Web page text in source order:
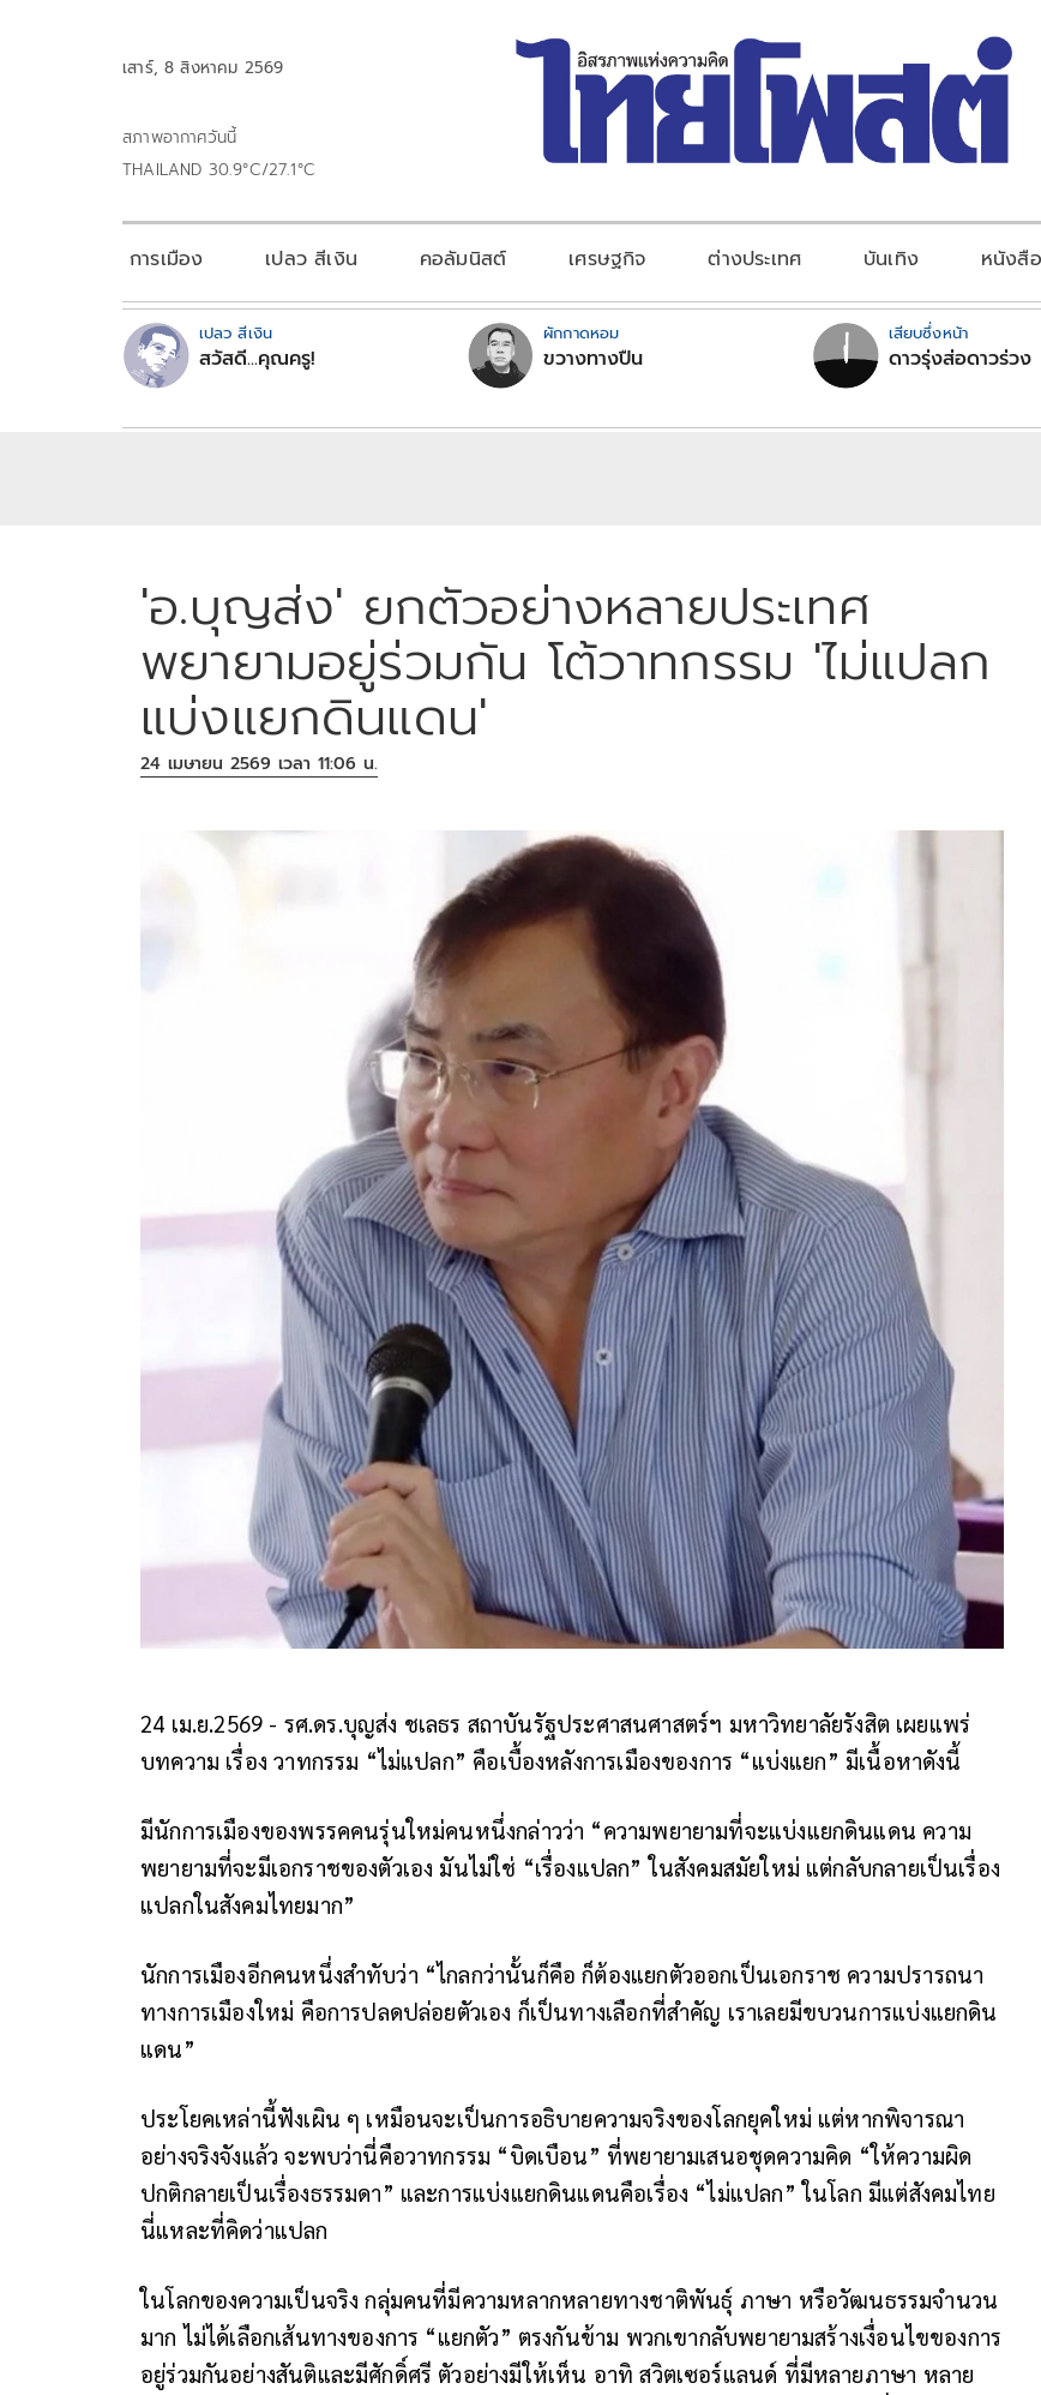
เสาร์, 8 สิงหาคม 2569
สภาพอากาศวันนี้
THAILAND 30.9°C/27.1°C
การเมือง เปลว สีเงิน คอลัมนิสต์ เศรษฐกิจ ต่างประเทศ บันเทิง หนังสื
เปลว สีเงิน
สวัสดี...คุณครู!
ผักกาดหอม
ขวางทางปืน
เสียบซึ่งหน้า
ดาวรุ่งส่อดาวร่วง
'อ.บุญส่ง' ยกตัวอย่างหลายประเทศ
พยายามอยู่ร่วมกัน โต้วาทกรรม 'ไม่แปลก
แบ่งแยกดินแดน'
24 เมษายน 2569 เวลา 11:06 น.
24 เม.ย.2569 - รศ.ดร.บุญส่ง ชเลธร สถาบันรัฐประศาสนศาสตร์ฯ มหาวิทยาลัยรังสิต เผยแพร่
บทความ เรื่อง วาทกรรม “ไม่แปลก” คือเบื้องหลังการเมืองของการ “แบ่งแยก” มีเนื้อหาดังนี้
มีนักการเมืองของพรรคคนรุ่นใหม่คนหนึ่งกล่าวว่า “ความพยายามที่จะแบ่งแยกดินแดน ความ
พยายามที่จะมีเอกราชของตัวเอง มันไม่ใช่ “เรื่องแปลก” ในสังคมสมัยใหม่ แต่กลับกลายเป็นเรื่อง
แปลกในสังคมไทยมาก”
นักการเมืองอีกคนหนึ่งสำทับว่า “ไกลกว่านั้นก็คือ ก็ต้องแยกตัวออกเป็นเอกราช ความปรารถนา
ทางการเมืองใหม่ คือการปลดปล่อยตัวเอง ก็เป็นทางเลือกที่สำคัญ เราเลยมีขบวนการแบ่งแยกดิน
แดน”
ประโยคเหล่านี้ฟังเผิน ๆ เหมือนจะเป็นการอธิบายความจริงของโลกยุคใหม่ แต่หากพิจารณา
อย่างจริงจังแล้ว จะพบว่านี่คือวาทกรรม “บิดเบือน” ที่พยายามเสนอชุดความคิด “ให้ความผิด
ปกติกลายเป็นเรื่องธรรมดา” และการแบ่งแยกดินแดนคือเรื่อง “ไม่แปลก” ในโลก มีแต่สังคมไทย
นี่แหละที่คิดว่าแปลก
ในโลกของความเป็นจริง กลุ่มคนที่มีความหลากหลายทางชาติพันธุ์ ภาษา หรือวัฒนธรรมจำนวน
มาก ไม่ได้เลือกเส้นทางของการ “แยกตัว” ตรงกันข้าม พวกเขากลับพยายามสร้างเงื่อนไขของการ
อยู่ร่วมกันอย่างสันติและมีศักดิ์ศรี ตัวอย่างมีให้เห็น อาทิ สวิตเซอร์แลนด์ ที่มีหลายภาษา หลาย